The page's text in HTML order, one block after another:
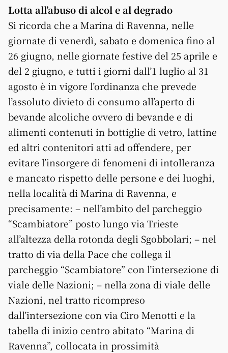
Lotta all’abuso di alcol e al degrado
Si ricorda che a Marina di Ravenna, nelle
giornate di venerdì, sabato e domenica fino al
26 giugno, nelle giornate festive del 25 aprile e
del 2 giugno, e tutti i giorni dall’1 luglio al 31
agosto è in vigore l’ordinanza che prevede
l’assoluto divieto di consumo all’aperto di
bevande alcoliche ovvero di bevande e di
alimenti contenuti in bottiglie di vetro, lattine
ed altri contenitori atti ad offendere, per
evitare l’insorgere di fenomeni di intolleranza
e mancato rispetto delle persone e dei luoghi,
nella località di Marina di Ravenna, e
precisamente: – nell’ambito del parcheggio
“Scambiatore” posto lungo via Trieste
all’altezza della rotonda degli Sgobbolari; – nel
tratto di via della Pace che collega il
parcheggio “Scambiatore” con l’intersezione di
viale delle Nazioni; – nella zona di viale delle
Nazioni, nel tratto ricompreso
dall’intersezione con via Ciro Menotti e la
tabella di inizio centro abitato “Marina di
Ravenna”, collocata in prossimità